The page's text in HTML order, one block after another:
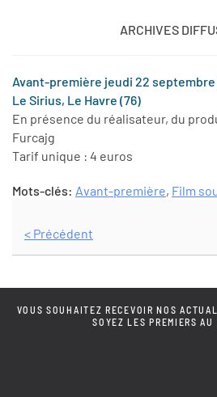
ARCHIVES
Avant-première jeudi 22 septembre
Le Sirius, Le Havre (76)
En présence du réalisateur, du
Furcajg
Tarif unique : 4 euros
Mots-clés: Avant-première, Film
< Précédent
VOUS SOUHAITEZ RECEVOIR NOS
SOYEZ LES PREMIERS AU